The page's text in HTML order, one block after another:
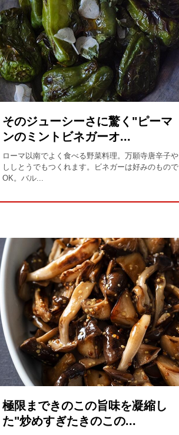
そのジューシーさに驚く"ピーマ
ンのミントビネガーオ...
ローマ以南でよく食べる野菜料理。万願寺唐辛子や
ししとうでもつくれます。ビネガーは好みのもので
OK。バル...
極限まできのこの旨味を凝縮し
た"炒めすぎたきのこの...